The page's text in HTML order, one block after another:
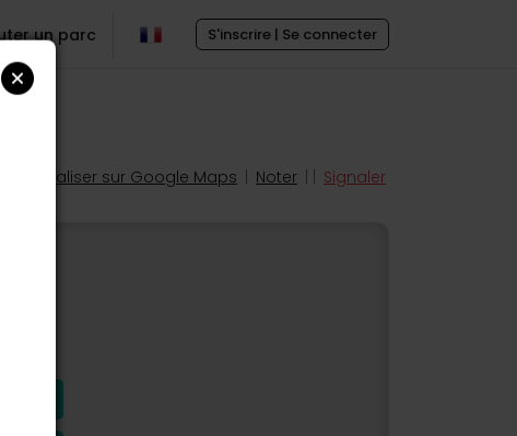
S'inscrire | Se connecter
un parc
Localiser sur Google Maps Noter Signaler